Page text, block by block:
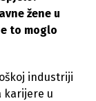
žene u
to moglo
industriji
karijere u